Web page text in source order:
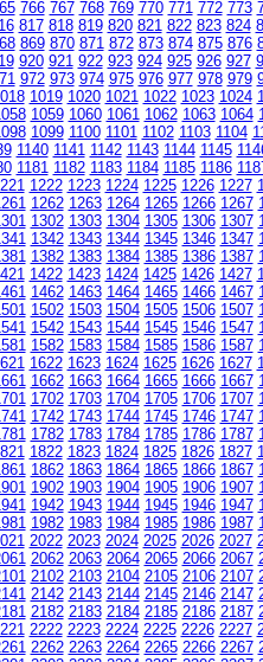
766 767 768 769 770 771 772 773
817 818 819 820 821 822 823 824
869 870 871 872 873 874 875 876
920 921 922 923 924 925 926 927
972 973 974 975 976 977 978 979
1019 1020 1021 1022 1023 1024
1059 1060 1061 1062 1063 1064
1099 1100 1101 1102 1103 1104
1140 1141 1142 1143 1144 1145
1181 1182 1183 1184 1185 1186
1222 1223 1224 1225 1226 1227
1262 1263 1264 1265 1266 1267
1302 1303 1304 1305 1306 1307
1342 1343 1344 1345 1346 1347
1382 1383 1384 1385 1386 1387
1422 1423 1424 1425 1426 1427
1462 1463 1464 1465 1466 1467
1502 1503 1504 1505 1506 1507
1542 1543 1544 1545 1546 1547
1582 1583 1584 1585 1586 1587
1622 1623 1624 1625 1626 1627
1662 1663 1664 1665 1666 1667
1702 1703 1704 1705 1706 1707
1742 1743 1744 1745 1746 1747
1782 1783 1784 1785 1786 1787
1822 1823 1824 1825 1826 1827
1862 1863 1864 1865 1866 1867
1902 1903 1904 1905 1906 1907
1942 1943 1944 1945 1946 1947
1982 1983 1984 1985 1986 1987
2022 2023 2024 2025 2026 2027
2062 2063 2064 2065 2066 2067
2102 2103 2104 2105 2106 2107
2142 2143 2144 2145 2146 2147
2182 2183 2184 2185 2186 2187
2222 2223 2224 2225 2226 2227
2262 2263 2264 2265 2266 2267